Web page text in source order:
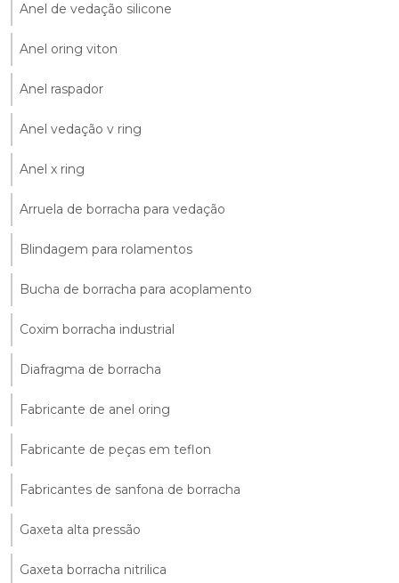
Anel de vedação silicone
Anel oring viton
Anel raspador
Anel vedação v ring
Anel x ring
Arruela de borracha para vedação
Blindagem para rolamentos
Bucha de borracha para acoplamento
Coxim borracha industrial
Diafragma de borracha
Fabricante de anel oring
Fabricante de peças em teflon
Fabricantes de sanfona de borracha
Gaxeta alta pressão
Gaxeta borracha nitrilica